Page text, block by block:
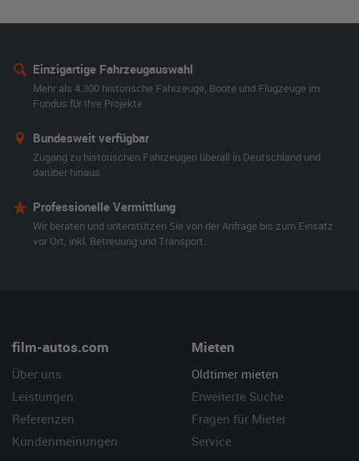
Einzigartige Fahrzeugauswahl
Mehr als 4.300 historische Fahrzeuge, Boote und Flugzeuge im
Fundus für Ihre Projekte.
Bundesweit verfügbar
Zugang zu historischen Fahrzeugen überall in Deutschland und
darüber hinaus.
Professionelle Vermittlung
Wir beraten und unterstützen Sie von der Anfrage bis zum Einsatz
vor Ort, inkl. Betreuung und Transport.
film-autos.com
Über uns
Leistungen
Referenzen
Kundenmeinungen
Mieten
Oldtimer mieten
Erweiterte Suche
Fragen für Mieter
Service